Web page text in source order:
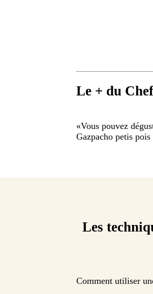
Le + du Chef
«Vous pouvez
Gazpacho petis
Les
Comment utiliser